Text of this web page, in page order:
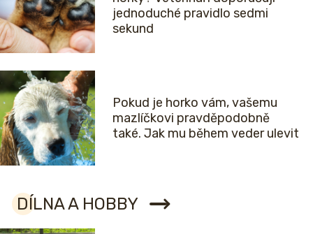
jednoduché pravidlo sedmi
sekund
Pokud je horko vám, vašemu
mazlíčkovi pravděpodobně
také. Jak mu během veder ulevit
DÍLNA A HOBBY